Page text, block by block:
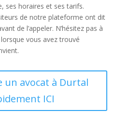
ses horaires et ses tarifs.
de notre plateforme ont dit
de l’appeler. N’hésitez pas à
vous avez trouvé
un avocat à Durtal
ICI